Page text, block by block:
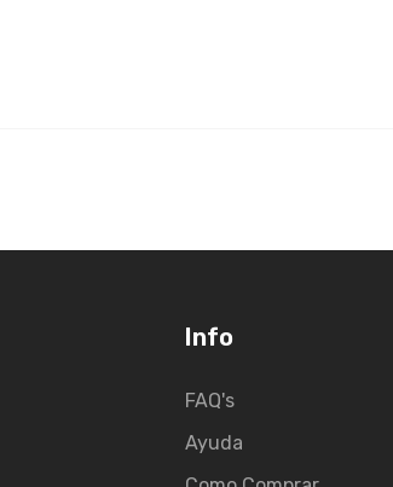
Info
FAQ's
Ayuda